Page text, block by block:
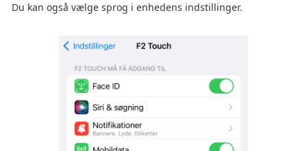
Du kan også vælge sprog i enhedens indstillinger.